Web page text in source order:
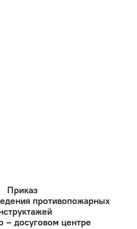
Приказ
противопожарных
– досуговом центре